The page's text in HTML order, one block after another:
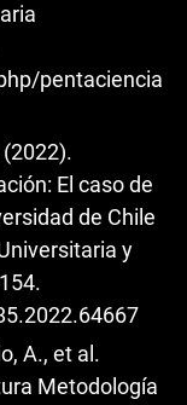
pentaciencia
(2022).
El caso de
de Chile
y
A., et al.
Metodología